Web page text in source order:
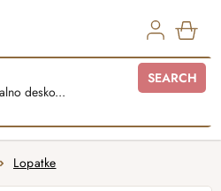
SEARCH
Lopatke